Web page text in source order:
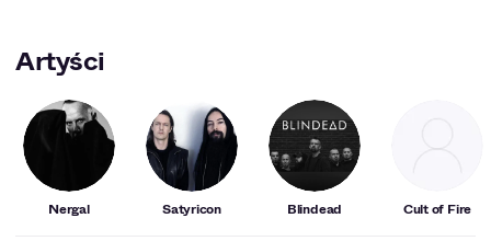
Artyści
Nergal Satyricon Blindead Cult of Fire